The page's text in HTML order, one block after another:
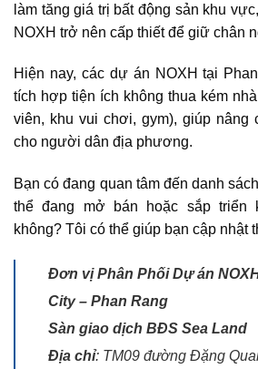
làm tăng giá trị bất động sản khu
NOXH trở nên cấp thiết để giữ chân
Hiện nay, các dự án NOXH tại
tích hợp tiện ích không thua kém
viên, khu vui chơi, gym), giúp nâng
cho người dân địa phương.
Bạn có đang quan tâm đến danh
thể đang mở bán hoặc sắp triển
không? Tôi có thể giúp bạn cập nhật
Đơn vị Phân Phối Dự án
City – Phan Rang
Sàn giao dịch BĐS Sea Land
Địa chỉ: TM09 đường Đặng